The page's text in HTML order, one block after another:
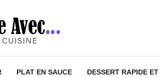
PLAT EN SAUCE DESSERT RAPIDE